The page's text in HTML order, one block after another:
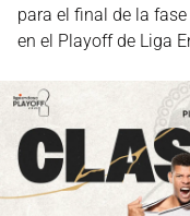
para el final de la
en el Playoff de Liga